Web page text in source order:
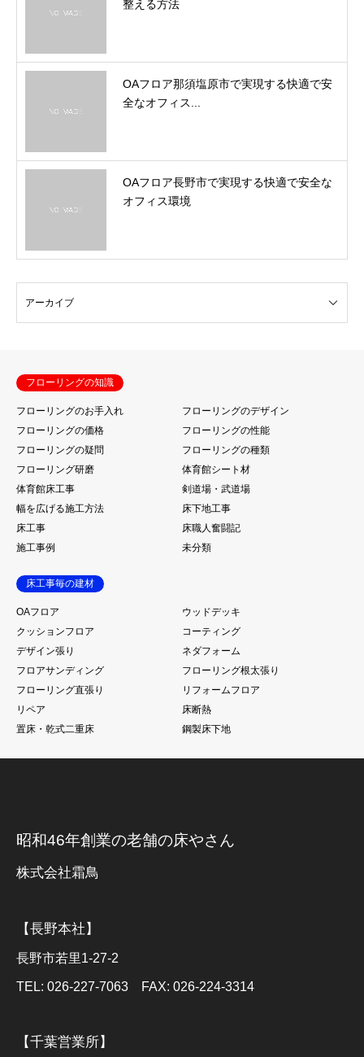
整える方法
OAフロア那須塩原市で実現する快適で安
全なオフィス...
OAフロア長野市で実現する快適で安全な
オフィス環境
フローリングの知識
フローリングのお手入れ
フローリングのデザイン
フローリングの価格
フローリングの性能
フローリングの疑問
フローリングの種類
フローリング研磨
体育館シート材
体育館床工事
剣道場・武道場
幅を広げる施工方法
床下地工事
床工事
床職人奮闘記
施工事例
未分類
床工事毎の建材
OAフロア
ウッドデッキ
クッションフロア
コーティング
デザイン張り
ネダフォーム
フロアサンディング
フローリング根太張り
フローリング直張り
リフォームフロア
リペア
床断熱
置床・乾式二重床
鋼製床下地
昭和46年創業の老舗の床やさん
株式会社霜鳥
【長野本社】
長野市若里1-27-2
TEL: 026-227-7063 FAX: 026-224-3314
【千葉営業所】